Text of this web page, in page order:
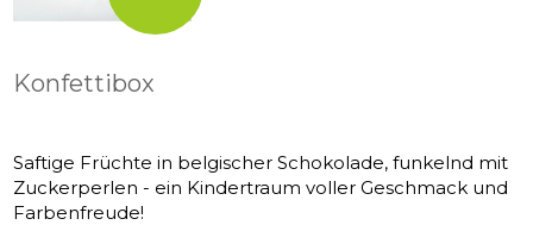
Konfettibox
Saftige Früchte in belgischer Schokolade, funkelnd mit
Zuckerperlen - ein Kindertraum voller Geschmack und
Farbenfreude!